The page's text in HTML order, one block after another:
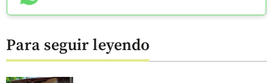
Para seguir leyendo